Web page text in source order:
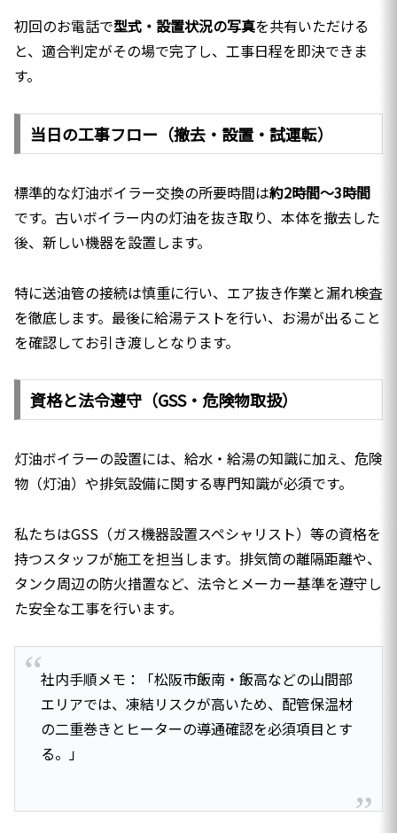
初回のお電話で型式・設置状況の写真を共有いただける
と、適合判定がその場で完了し、工事日程を即決できま
す。
当日の工事フロー（撤去・設置・試運転）
標準的な灯油ボイラー交換の所要時間は約2時間〜3時間
です。古いボイラー内の灯油を抜き取り、本体を撤去した
後、新しい機器を設置します。
特に送油管の接続は慎重に行い、エア抜き作業と漏れ検査
を徹底します。最後に給湯テストを行い、お湯が出ること
を確認してお引き渡しとなります。
資格と法令遵守（GSS・危険物取扱）
灯油ボイラーの設置には、給水・給湯の知識に加え、危険
物（灯油）や排気設備に関する専門知識が必須です。
私たちはGSS（ガス機器設置スペシャリスト）等の資格を
持つスタッフが施工を担当します。排気筒の離隔距離や、
タンク周辺の防火措置など、法令とメーカー基準を遵守し
た安全な工事を行います。
社内手順メモ：「松阪市飯南・飯高などの山間部
エリアでは、凍結リスクが高いため、配管保温材
の二重巻きとヒーターの導通確認を必須項目とす
る。」